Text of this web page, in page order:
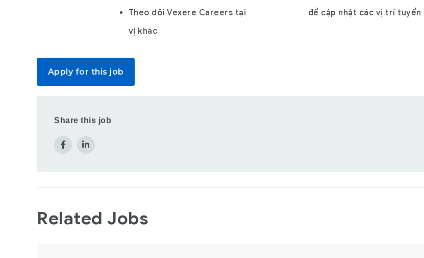
Theo dõiVexere Careers tại
để cập nhật các vị trí
vị khác
Apply for this job
Share this job
Related Jobs